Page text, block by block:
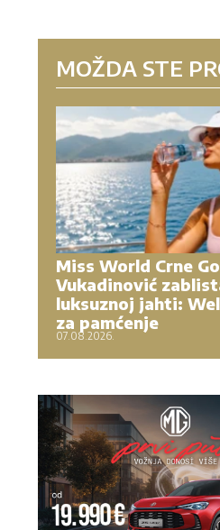
MOŽDA STE
Miss World Crne
Vukadinović
luksuznoj jahti:
za pamćenje
07.08.2026.